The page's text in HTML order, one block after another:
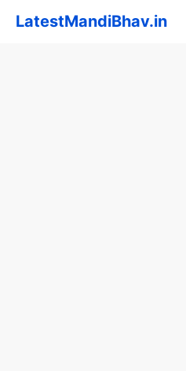
LatestMandiBhav.in